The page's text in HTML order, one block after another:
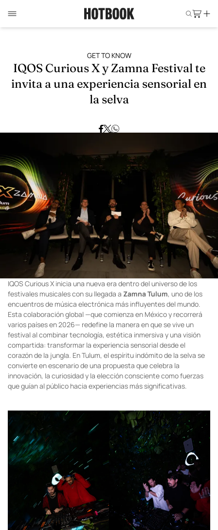
GET TO KNOW
IQOS Curious X y Zamna Festival te
invita a una experiencia sensorial en
la selva
IQOS Curious X inicia una nueva era dentro del universo de los
festivales musicales con su llegada a Zamna Tulum, uno de los
encuentros de música electrónica más influyentes del mundo.
Esta colaboración global —que comienza en México y recorrerá
varios países en 2026— redefine la manera en que se vive un
festival al combinar tecnología, estética inmersiva y una visión
compartida: transformar la experiencia sensorial desde el
corazón de la jungla. En Tulum, el espíritu indómito de la selva se
convierte en escenario de una propuesta que celebra la
innovación, la curiosidad y la elección consciente como fuerzas
que guían al público hacia experiencias más significativas.